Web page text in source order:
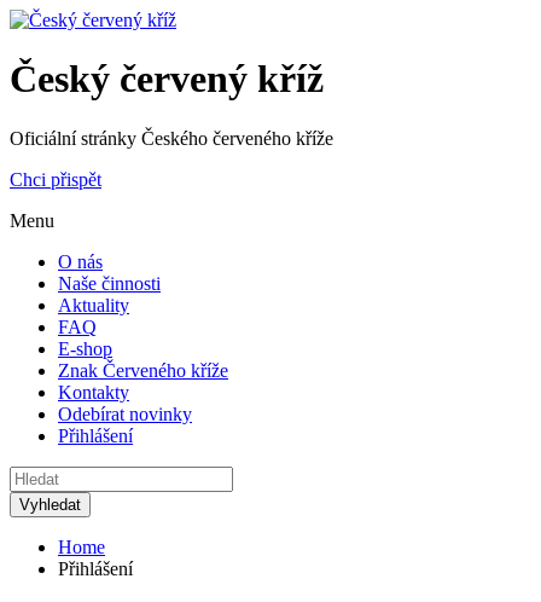
Český červený kříž
Oficiální stránky Českého červeného kříže
Chci přispět
Menu
O nás
Naše činnosti
Aktuality
FAQ
E-shop
Znak Červeného kříže
Kontakty
Odebírat novinky
Přihlášení
Home
Přihlášení